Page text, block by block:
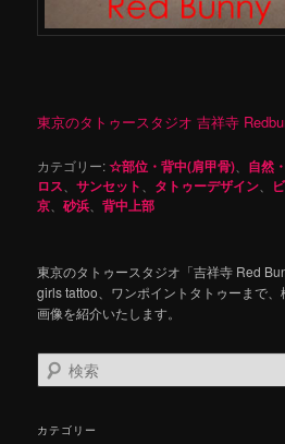
東京のタトゥースタジオ 吉祥寺
カテゴリー:☆部位・背中(肩甲骨) 自然
ロス 、サンセット タトゥーデザイン
京 、砂浜 、背中上部
東京のタトゥースタジオ「吉祥寺 Red
girls tattoo、ワンポイントタトゥーまで、
画像を紹介いたします。
検
索
カテゴリー